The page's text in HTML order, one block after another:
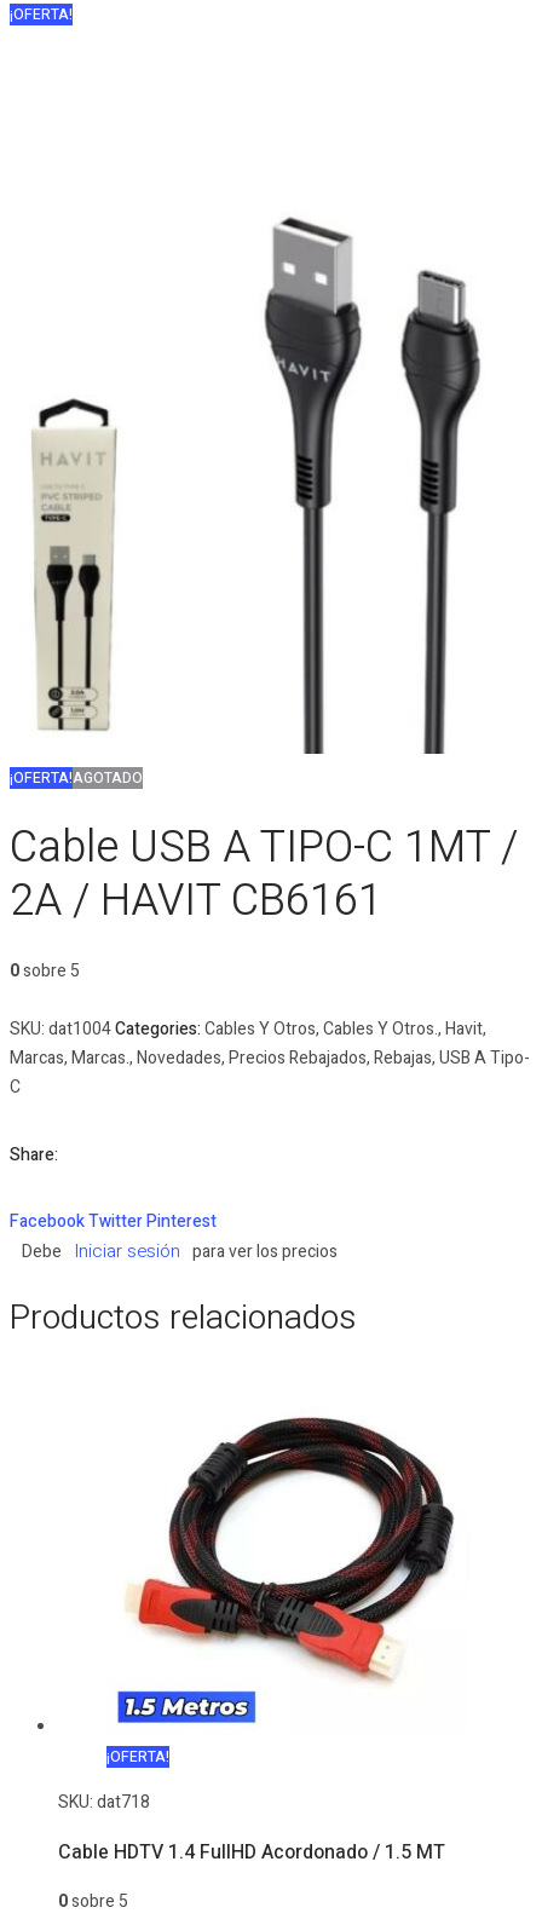
¡OFERTA!
¡OFERTA!AGOTADO
Cable USB A TIPO-C 1MT /
2A / HAVIT CB6161
0sobre 5
SKU:dat1004Categories:Cables Y Otros,Cables Y Otros.,Havit,
Marcas,Marcas.,Novedades,Precios Rebajados,Rebajas,USB A Tipo-
C
Share:
FacebookTwitterPinterest
Debe
Iniciar sesión para ver los precios
Productos relacionados
¡OFERTA!
SKU:dat718
Cable HDTV 1.4 FullHD Acordonado / 1.5 MT
0sobre 5